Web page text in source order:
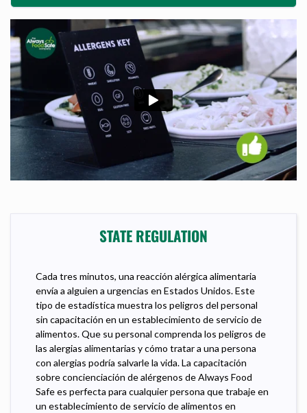
STATE REGULATION
Cada tres minutos, una reacción alérgica alimentaria
envía a alguien a urgencias en Estados Unidos. Este
tipo de estadística muestra los peligros del personal
sin capacitación en un establecimiento de servicio de
alimentos. Que su personal comprenda los peligros de
las alergias alimentarias y cómo tratar a una persona
con alergias podría salvarle la vida. La capacitación
sobre concienciación de alérgenos de Always Food
Safe es perfecta para cualquier persona que trabaje en
un establecimiento de servicio de alimentos en